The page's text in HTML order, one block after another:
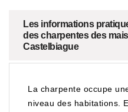
Les informations
des charpentes des
Castelbiague
La charpente occupe
niveau des habitations.